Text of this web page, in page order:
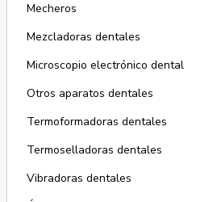
Mecheros
Mezcladoras dentales
Microscopio electrónico dental
Otros aparatos dentales
Termoformadoras dentales
Termoselladoras dentales
Vibradoras dentales